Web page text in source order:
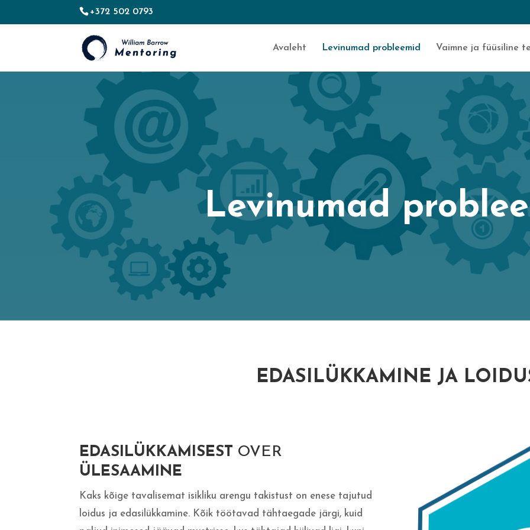
+372 502 0793
Avaleht Levinumad probleemid Vaimne ja füüsiline
Levinumad
EDASILÜKKAMINE JA
EDASILÜKKAMISEST OVER
ÜLESAAMINE
Kaks kõige tavalisemat isikliku arengu takistust on enese tajutud
loidus ja edasilükkamine. Kõik töötavad tähtaegade järgi, kuid